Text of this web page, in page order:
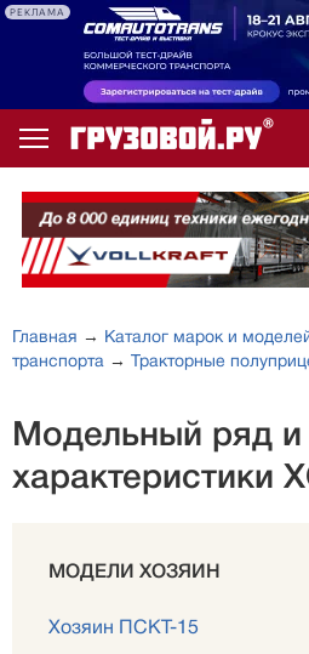
РЕКЛАМА
Главная → Каталог марок и
транспорта → Тракторные
Модельный ряд и
характеристики
МОДЕЛИ ХОЗЯИН
Хозяин ПСКТ-15